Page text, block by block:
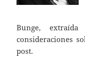
Bunge,
consideraciones
post.